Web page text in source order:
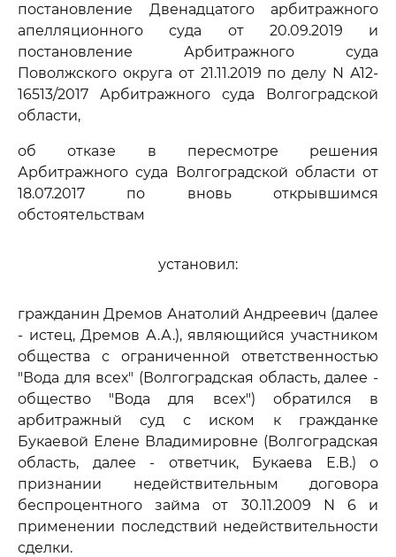
постановление Двенадцатого арбитражного
апелляционного суда от 20.09.2019 и
постановление Арбитражного суда
Поволжского округа от 21.11.2019 по делу N А12-
16513/2017 Арбитражного суда Волгоградской
области,
об отказе в пересмотре решения
Арбитражного суда Волгоградской области от
18.07.2017 по вновь открывшимся
обстоятельствам
установил:
гражданин Дремов Анатолий Андреевич (далее
- истец, Дремов А.А.), являющийся участником
общества с ограниченной ответственностью
"Вода для всех" (Волгоградская область, далее -
общество "Вода для всех") обратился в
арбитражный суд с иском к гражданке
Букаевой Елене Владимировне (Волгоградская
область, далее - ответчик, Букаева Е.В.) о
признании недействительным договора
беспроцентного займа от 30.11.2009 N 6 и
применении последствий недействительности
сделки.